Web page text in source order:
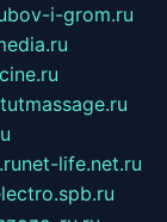
i-grom.ru
tutmassage.ru
net-life.net.ru